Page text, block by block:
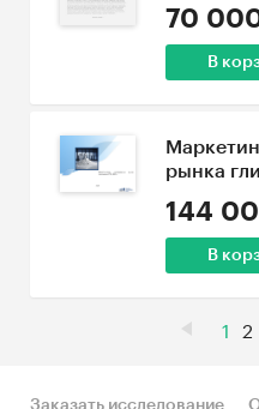
70
В
рынка
144
В
1 2
Заказать исследование